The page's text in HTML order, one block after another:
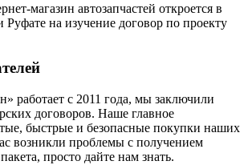
магазин автозапчастей откроется в
на изучение договор по проекту
работает с 2011 года, мы заключили
договоров. Наше главное
быстрые и безопасные покупки наших
возникли проблемы с получением
просто дайте нам знать.